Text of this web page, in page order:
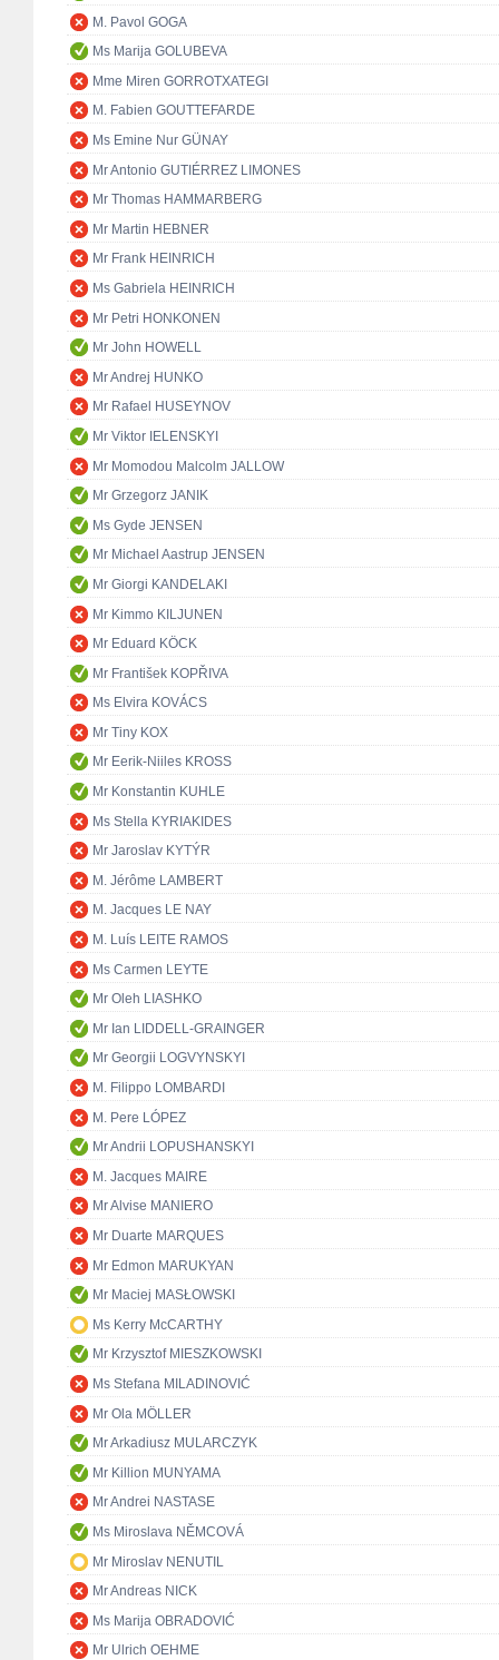
M. Pavol GOGA
Ms Marija GOLUBEVA
Mme Miren GORROTXATEGI
M. Fabien GOUTTEFARDE
Ms Emine Nur GÜNAY
Mr Antonio GUTIÉRREZ LIMONES
Mr Thomas HAMMARBERG
Mr Martin HEBNER
Mr Frank HEINRICH
Ms Gabriela HEINRICH
Mr Petri HONKONEN
Mr John HOWELL
Mr Andrej HUNKO
Mr Rafael HUSEYNOV
Mr Viktor IELENSKYI
Mr Momodou Malcolm JALLOW
Mr Grzegorz JANIK
Ms Gyde JENSEN
Mr Michael Aastrup JENSEN
Mr Giorgi KANDELAKI
Mr Kimmo KILJUNEN
Mr Eduard KÖCK
Mr František KOPŘIVA
Ms Elvira KOVÁCS
Mr Tiny KOX
Mr Eerik-Niiles KROSS
Mr Konstantin KUHLE
Ms Stella KYRIAKIDES
Mr Jaroslav KYTÝR
M. Jérôme LAMBERT
M. Jacques LE NAY
M. Luís LEITE RAMOS
Ms Carmen LEYTE
Mr Oleh LIASHKO
Mr Ian LIDDELL-GRAINGER
Mr Georgii LOGVYNSKYI
M. Filippo LOMBARDI
M. Pere LÓPEZ
Mr Andrii LOPUSHANSKYI
M. Jacques MAIRE
Mr Alvise MANIERO
Mr Duarte MARQUES
Mr Edmon MARUKYAN
Mr Maciej MASŁOWSKI
Ms Kerry McCARTHY
Mr Krzysztof MIESZKOWSKI
Ms Stefana MILADINOVIĆ
Mr Ola MÖLLER
Mr Arkadiusz MULARCZYK
Mr Killion MUNYAMA
Mr Andrei NASTASE
Ms Miroslava NĚMCOVÁ
Mr Miroslav NENUTIL
Mr Andreas NICK
Ms Marija OBRADOVIĆ
Mr Ulrich OEHME